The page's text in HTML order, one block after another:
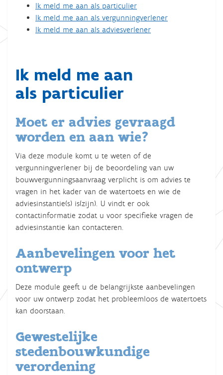
Ik meld me aan als particulier
Ik meld me aan als vergunningverlener
Ik meld me aan als adviesverlener
Ik meld me aan
als particulier
Moet er advies gevraagd
worden en aan wie?
Via deze module komt u te weten of de
vergunningverlener bij de beoordeling van uw
bouwvergunningsaanvraag verplicht is om advies te
vragen in het kader van de watertoets en wie de
adviesinstantie(s) is(zijn). U vindt er ook
contactinformatie zodat u voor specifieke vragen de
adviesinstantie kan contacteren.
Aanbevelingen voor het
ontwerp
Deze module geeft u de belangrijkste aanbevelingen
voor uw ontwerp zodat het probleemloos de watertoets
kan doorstaan.
Gewestelijke
stedenbouwkundige
verordening